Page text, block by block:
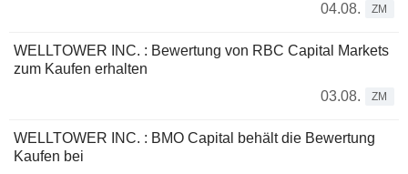
04.08.
ZM
WELLTOWER INC. : Bewertung von RBC Capital Markets
zum Kaufen erhalten
03.08.
ZM
WELLTOWER INC. : BMO Capital behält die Bewertung
Kaufen bei